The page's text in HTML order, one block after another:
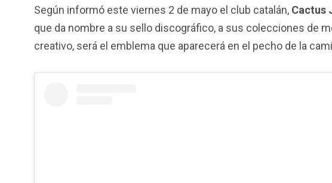
Según informó este viernes 2 de mayo el club catalán, Cactus
que da nombre a su sello discográfico, a sus colecciones de
creativo, será el emblema que aparecerá en el pecho de la